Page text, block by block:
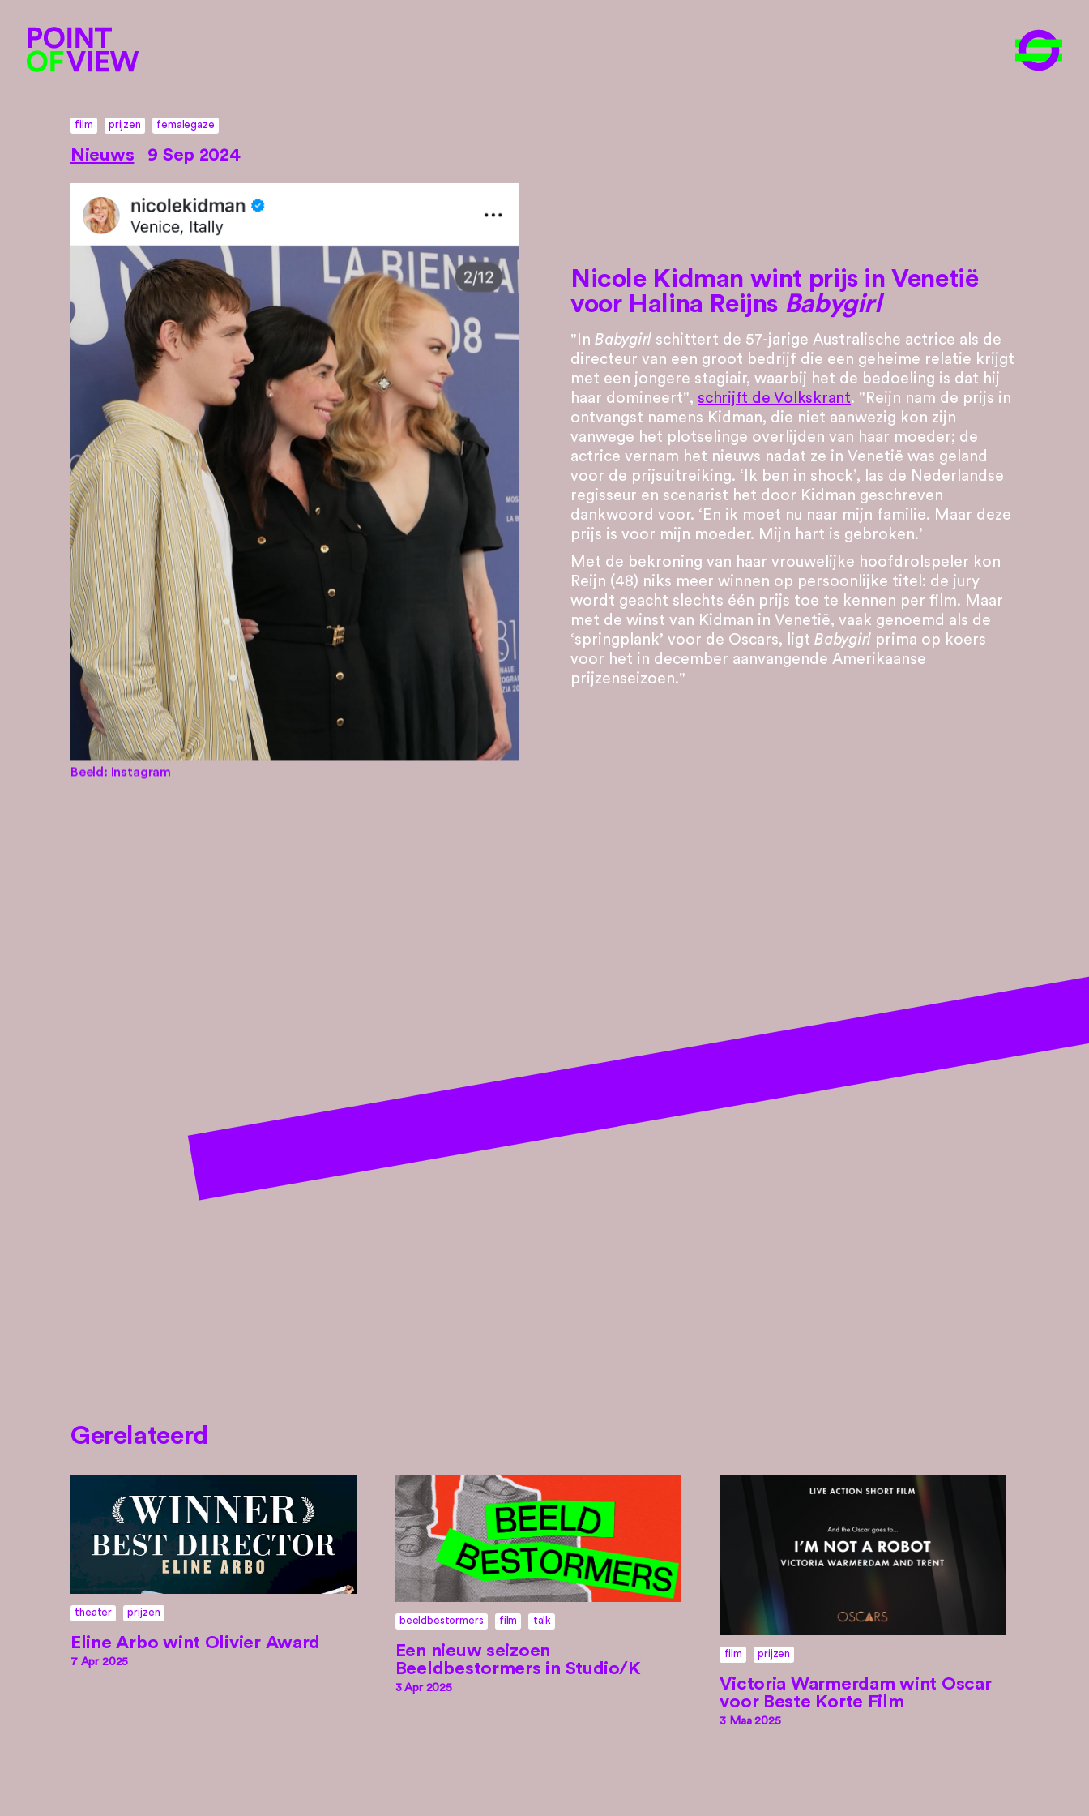
film prijzen femalegaze
Nieuws 9 Sep 2024
Beeld: Instagram
Nicole Kidman wint prijs in Venetië
voor Halina Reijns Babygirl
"In Babygirl schittert de 57-jarige Australische actrice als de
directeur van een groot bedrijf die een geheime relatie krijgt
met een jongere stagiair, waarbij het de bedoeling is dat hij
haar domineert", schrijft de Volkskrant. "Reijn nam de prijs in
ontvangst namens Kidman, die niet aanwezig kon zijn
vanwege het plotselinge overlijden van haar moeder; de
actrice vernam het nieuws nadat ze in Venetië was geland
voor de prijsuitreiking. ‘Ik ben in shock’, las de Nederlandse
regisseur en scenarist het door Kidman geschreven
dankwoord voor. ‘En ik moet nu naar mijn familie. Maar deze
prijs is voor mijn moeder. Mijn hart is gebroken.’
Met de bekroning van haar vrouwelijke hoofdrolspeler kon
Reijn (48) niks meer winnen op persoonlijke titel: de jury
wordt geacht slechts één prijs toe te kennen per film. Maar
met de winst van Kidman in Venetië, vaak genoemd als de
‘springplank’ voor de Oscars, ligt Babygirl prima op koers
voor het in december aanvangende Amerikaanse
prijzenseizoen."
Gerelateerd
theater prijzen
Eline Arbo wint Olivier Award
7 Apr 2025
beeldbestormers film talk
Een nieuw seizoen
Beeldbestormers in Studio/K
3 Apr 2025
film prijzen
Victoria Warmerdam wint Oscar
voor Beste Korte Film
3 Maa 2025